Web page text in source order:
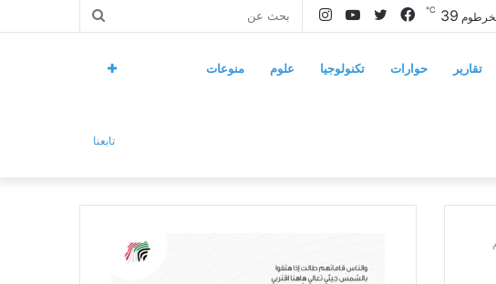
بحث
انستقراميوتيوبتويتر
فيسبوك 39
℃
تقارير حوارات تكنولوجيا علوم منوعات
تابعنا